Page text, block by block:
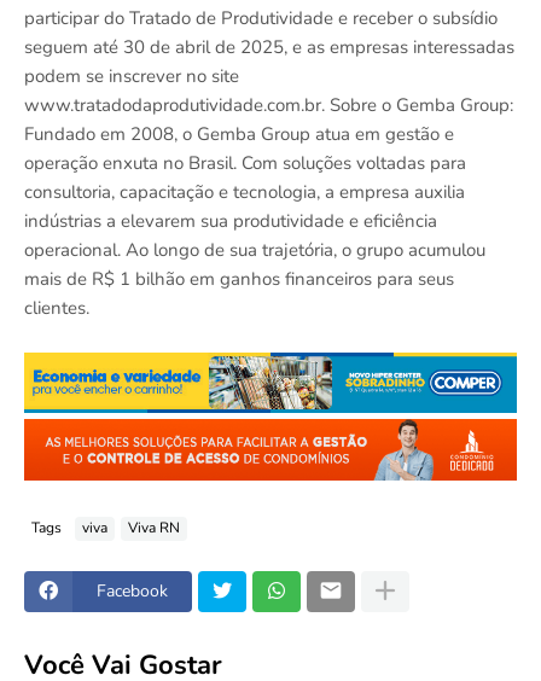
participar do Tratado de Produtividade e receber o subsídio
seguem até 30 de abril de 2025, e as empresas interessadas
podem se inscrever no site
www.tratadodaprodutividade.com.br. Sobre o Gemba Group:
Fundado em 2008, o Gemba Group atua em gestão e
operação enxuta no Brasil. Com soluções voltadas para
consultoria, capacitação e tecnologia, a empresa auxilia
indústrias a elevarem sua produtividade e eficiência
operacional. Ao longo de sua trajetória, o grupo acumulou
mais de R$ 1 bilhão em ganhos financeiros para seus
clientes.
Tags viva Viva RN
Facebook
Você Vai Gostar